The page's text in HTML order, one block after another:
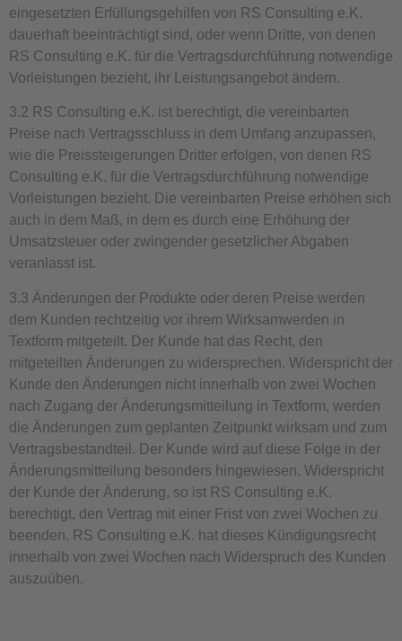
eingesetzten Erfüllungsgehilfen von RS Consulting e.K.
dauerhaft beeinträchtigt sind, oder wenn Dritte, von denen
RS Consulting e.K. für die Vertragsdurchführung notwendige
Vorleistungen bezieht, ihr Leistungsangebot ändern.
3.2 RS Consulting e.K. ist berechtigt, die vereinbarten
Preise nach Vertragsschluss in dem Umfang anzupassen,
wie die Preissteigerungen Dritter erfolgen, von denen RS
Consulting e.K. für die Vertragsdurchführung notwendige
Vorleistungen bezieht. Die vereinbarten Preise erhöhen sich
auch in dem Maß, in dem es durch eine Erhöhung der
Umsatzsteuer oder zwingender gesetzlicher Abgaben
veranlasst ist.
3.3 Änderungen der Produkte oder deren Preise werden
dem Kunden rechtzeitig vor ihrem Wirksamwerden in
Textform mitgeteilt. Der Kunde hat das Recht, den
mitgeteilten Änderungen zu widersprechen. Widerspricht der
Kunde den Änderungen nicht innerhalb von zwei Wochen
nach Zugang der Änderungsmitteilung in Textform, werden
die Änderungen zum geplanten Zeitpunkt wirksam und zum
Vertragsbestandteil. Der Kunde wird auf diese Folge in der
Änderungsmitteilung besonders hingewiesen. Widerspricht
der Kunde der Änderung, so ist RS Consulting e.K.
berechtigt, den Vertrag mit einer Frist von zwei Wochen zu
beenden. RS Consulting e.K. hat dieses Kündigungsrecht
innerhalb von zwei Wochen nach Widerspruch des Kunden
auszuüben.